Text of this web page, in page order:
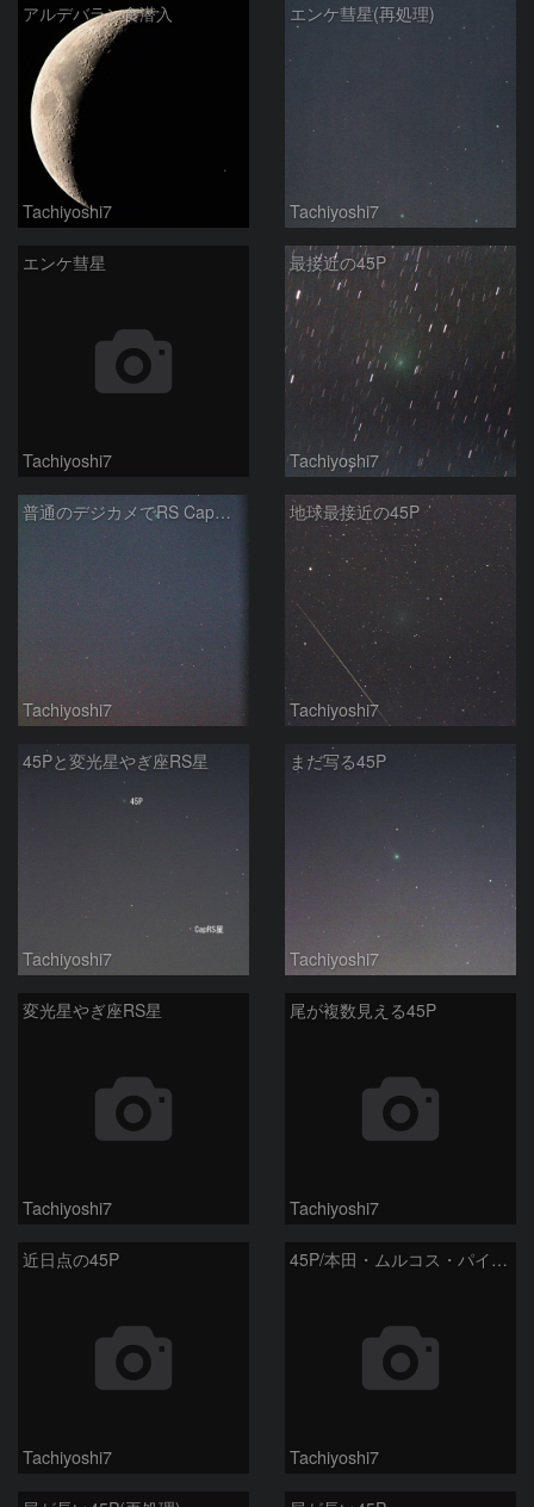
アルデバラン食潜入
Tachiyoshi7
エンケ彗星(再処理)
Tachiyoshi7
エンケ彗星
Tachiyoshi7
最接近の45P
Tachiyoshi7
普通のデジカメでRS Capと45P
Tachiyoshi7
地球最接近の45P
Tachiyoshi7
45Pと変光星やぎ座RS星
Tachiyoshi7
まだ写る45P
Tachiyoshi7
変光星やぎ座RS星
Tachiyoshi7
尾が複数見える45P
Tachiyoshi7
近日点の45P
Tachiyoshi7
45P/本田・ムルコス・パイドゥシャーコヴァー彗星
Tachiyoshi7